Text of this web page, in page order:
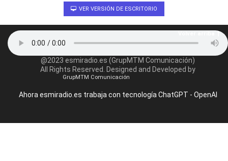
VER VERSIÓN DE ESCRITORIO
@2023 esmiradio.es (GrupMTM Comunicación)
All Rights Reserved. Designed and Developed by
GrupMTM Comunicación
Ahora esmiradio.es trabaja con tecnología ChatGPT - OpenAI